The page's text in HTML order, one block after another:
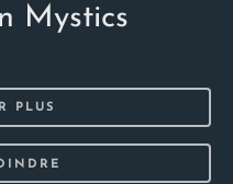
Mystics
PLUS